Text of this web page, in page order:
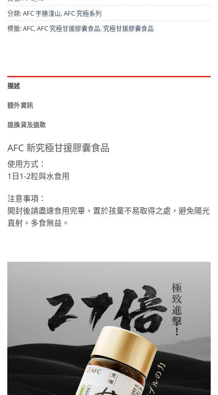
分類:AFC 宇勝淺山,AFC 究極系列
標籤:AFC,AFC 究極甘援膠囊食品, 究極甘援膠囊食品
描述
額外資訊
退換貨及退款
AFC 新究極甘援膠囊食品
使用方式：
1日1-2粒與水食用
注意事項：
開封後請盡速食用完畢，置於孩童不易取得之處，避免陽光
直射。多食無益。